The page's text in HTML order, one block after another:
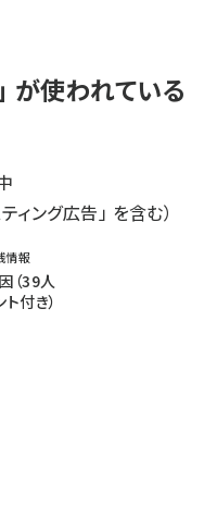
が使われている
ィング広告」 を含む）
情報
（39人
付き）